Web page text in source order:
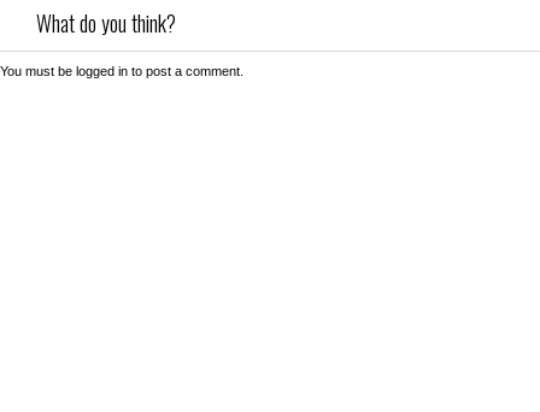
What do you think?
You must be logged in to post a comment.